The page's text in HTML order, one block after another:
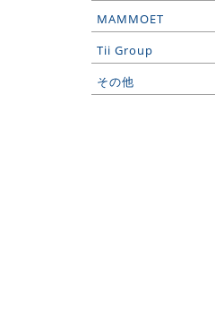
MAMMOET
Tii Group
その他